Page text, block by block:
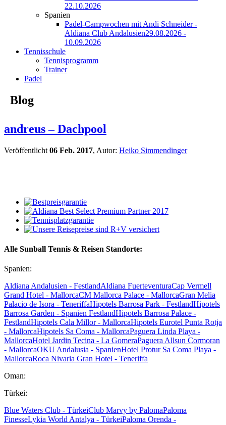
22.10.2026
Spanien
Padel-Campwochen mit Andi Schneider -
Aldiana Club Andalusien29.08.2026 -
10.09.2026
Tennisschule
Tennisprogramm
Trainer
Padel
Blog
andreus – Dachpool
Veröffentlicht 06 Feb. 2017, Autor: Heiko Simmendinger
Alle Sunball Tennis & Reisen Standorte:
Spanien:
Aldiana Andalusien - FestlandAldiana FuerteventuraCap Vermell
Grand Hotel - MallorcaCM Mallorca Palace - MallorcaGran Melia
Palacio de Isora - TeneriffaHipotels Barrosa Park - FestlandHipotels
Barrosa Garden - Spanien FestlandHipotels Barrosa Palace -
FestlandHipotels Cala Millor - MallorcaHipotels Eurotel Punta Rotja
- MallorcaHipotels Sa Coma - MallorcaPaguera Linda Playa -
MallorcaHotel Jardin Tecina - La GomeraPaguera Allsun Cormoran
- MallorcaOKU Andalusia - SpanienHotel Protur Sa Coma Playa -
MallorcaRoca Nivaria Gran Hotel - Teneriffa
Oman:
Türkei:
Blue Waters Club - TürkeiClub Marvy by PalomaPaloma
FinesseLykia World Antalya - TürkeiPaloma Orenda -